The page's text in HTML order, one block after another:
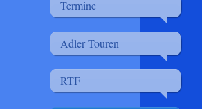
Termine
Adler Touren
RTF